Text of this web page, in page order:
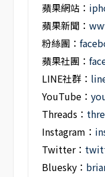
蘋果網站：
蘋果新聞：
粉絲團：
蘋果社團：
LINE社群：
YouTube：
Threads：
Instagram：
Twitter：
Bluesky：